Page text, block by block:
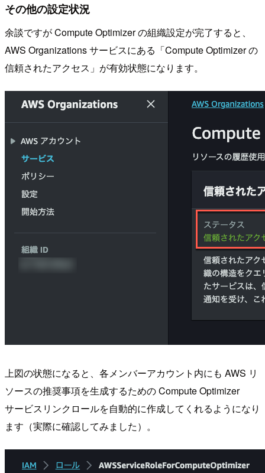
その他の設定状況
余談ですが Compute Optimizer の組織設定が完了すると、
AWS Organizations サービスにある「Compute Optimizer の
信頼されたアクセス」が有効状態になります。
上図の状態になると、各メンバーアカウント内にも AWS リ
ソースの推奨事項を生成するための Compute Optimizer
サービスリンクロールを自動的に作成してくれるようになり
ます（実際に確認してみました）。